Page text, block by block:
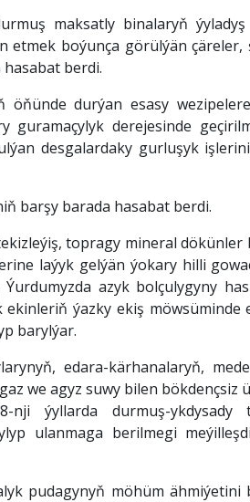
maksatly binalaryň
boýunça görülýän çäreler,
berdi.
durýan esasy
guramaçylyk derejesinde
desgalardaky gurluşyk
barşy barada hasabat berdi.
topragy mineral
laýyk gelýän ýokary hilli
azyk bolçulygyny
ýazky ekiş möwsüminde
barylýar.
edara-kärhanalaryň,
we agyz suwy bilen bökdençsiz
ýyllarda durmuş-ykdysady
ulanmaga berilmegi
pudagynyň möhüm ähmiýetini